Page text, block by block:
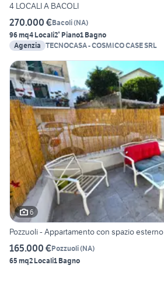
4 LOCALI A BACOLI
270.000 €Bacoli(NA)
96 mq4 Locali2° Piano1 Bagno
Agenzia TECNOCASA - COSMICO CASE SRL
6
Pozzuoli - Appartamento con spazio esterno
165.000 €Pozzuoli(NA)
65 mq2 Locali1 Bagno